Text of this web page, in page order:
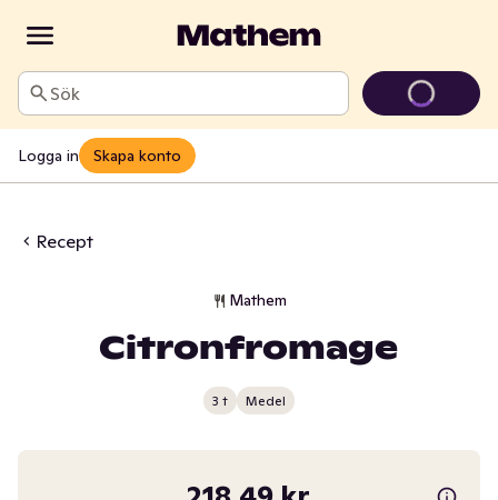
Sök
Logga in Skapa konto
Recept
Mathem
Citronfromage
3 t Medel